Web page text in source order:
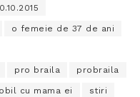
o femeie de 37 de ani
pro braila probraila
cu mama ei stiri